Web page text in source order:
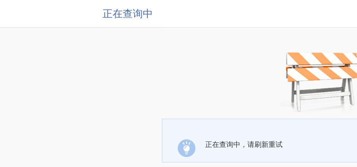
正在查询中
正在查询中，请刷新重试